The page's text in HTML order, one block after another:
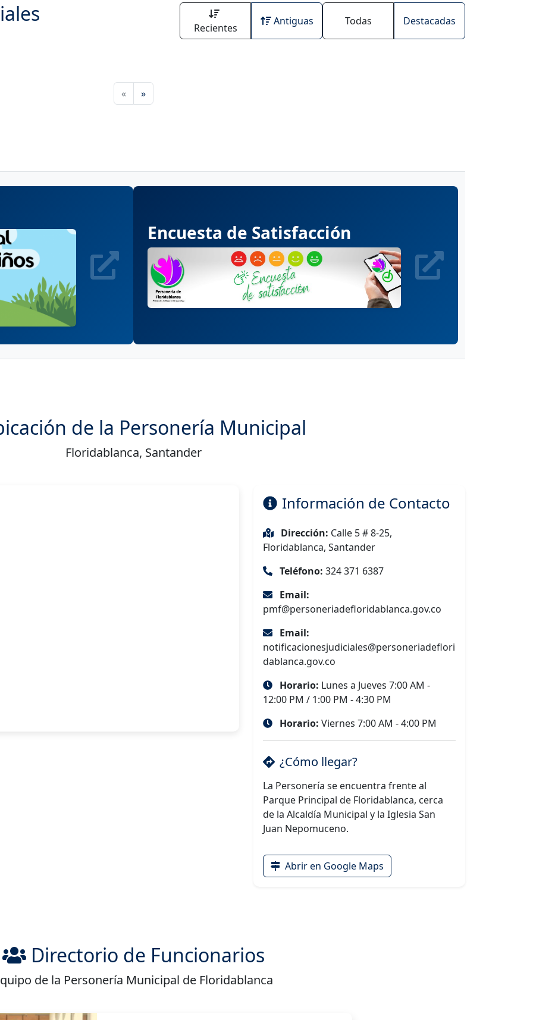
Recientes
Antiguas Todas Destacadas
« »
Encuesta de Satisfacción
de la Personería Municipal
Floridablanca, Santander
Información de Contacto
Dirección: Calle 5 # 8-25,
Floridablanca, Santander
Teléfono: 324 371 6387
Email:
pmf@personeriadefloridablanca.gov.co
Email:
notificacionesjudiciales@personeriadeflori
dablanca.gov.co
Horario: Lunes a Jueves 7:00 AM -
12:00 PM / 1:00 PM - 4:30 PM
Horario: Viernes 7:00 AM - 4:00 PM
¿Cómo llegar?
La Personería se encuentra frente al
Parque Principal de Floridablanca, cerca
de la Alcaldía Municipal y la Iglesia San
Juan Nepomuceno.
Abrir en Google Maps
Directorio de Funcionarios
de la Personería Municipal de Floridablanca